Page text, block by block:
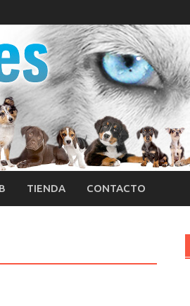
TIENDA CONTACTO